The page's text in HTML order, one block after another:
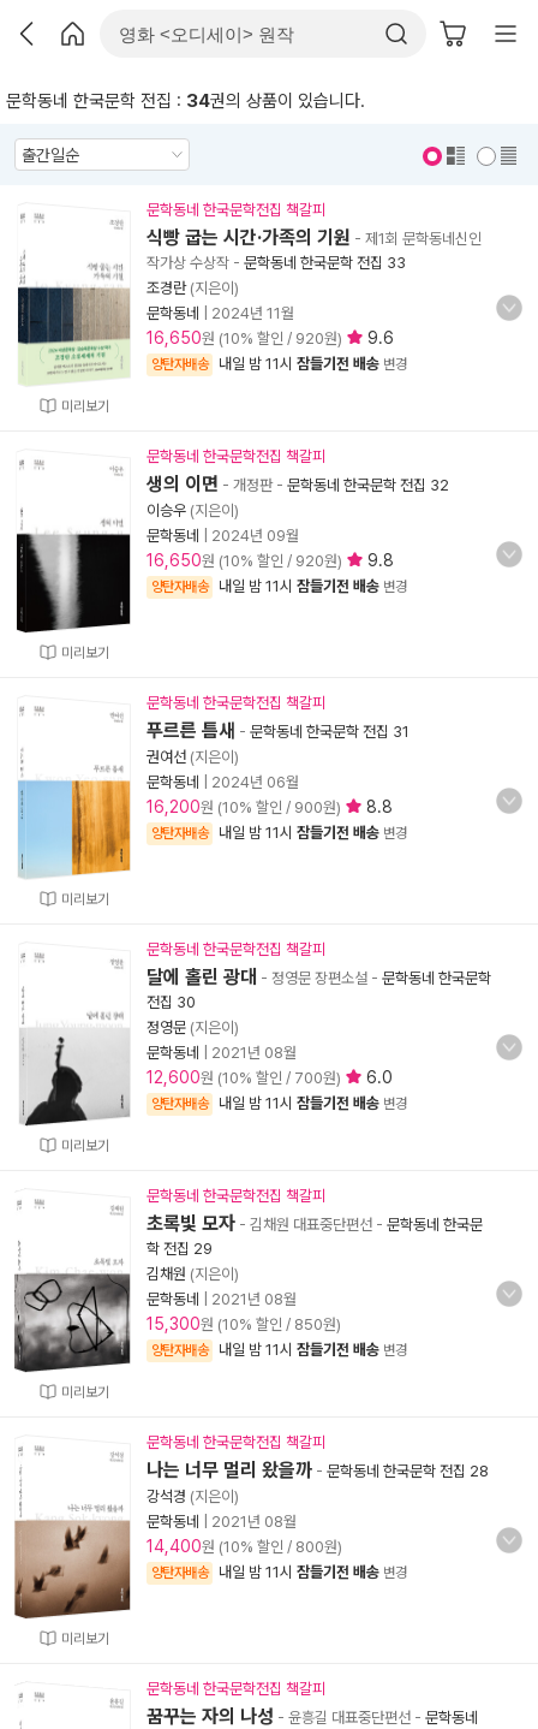
문학동네 한국문학 전집 : 34권의 상품이 있습니다.
미리보기
문학동네 한국문학전집 책갈피
식빵 굽는 시간·가족의 기원 - 제1회 문학동네신인
작가상 수상작 - 문학동네 한국문학 전집 33
조경란(지은이)
문학동네
2024년 11월
16,650원 (10% 할인 / 920원) 9.6
양탄자배송 내일 밤 11시 잠들기전 배송 변경
미리보기
문학동네 한국문학전집 책갈피
생의 이면 - 개정판- 문학동네 한국문학 전집 32
이승우 (지은이)
문학동네
2024년 09월
16,650원 (10% 할인 / 920원) 9.8
양탄자배송 내일 밤 11시 잠들기전 배송 변경
미리보기
문학동네 한국문학전집 책갈피
푸르른 틈새 - 문학동네 한국문학 전집 31
권여선 (지은이)
문학동네
2024년 06월
16,200원 (10% 할인 / 900원) 8.8
양탄자배송 내일 밤 11시 잠들기전 배송 변경
미리보기
문학동네 한국문학전집 책갈피
달에 홀린 광대 - 정영문 장편소설 - 문학동네 한국문학
전집 30
정영문 (지은이)
문학동네
2021년 08월
12,600원 (10% 할인 / 700원) 6.0
양탄자배송 내일 밤 11시 잠들기전 배송 변경
미리보기
문학동네 한국문학전집 책갈피
초록빛 모자 - 김채원 대표중단편선 - 문학동네 한국문
학 전집 29
김채원 (지은이)
문학동네
2021년 08월
15,300원 (10% 할인 / 850원)
양탄자배송 내일 밤 11시 잠들기전 배송 변경
미리보기
문학동네 한국문학전집 책갈피
나는 너무 멀리 왔을까 - 문학동네 한국문학 전집 28
강석경 (지은이)
문학동네
2021년 08월
14,400원 (10% 할인 / 800원)
양탄자배송 내일 밤 11시 잠들기전 배송 변경
문학동네 한국문학전집 책갈피
꿈꾸는 자의 나성 - 윤흥길 대표중단편선 - 문학동네